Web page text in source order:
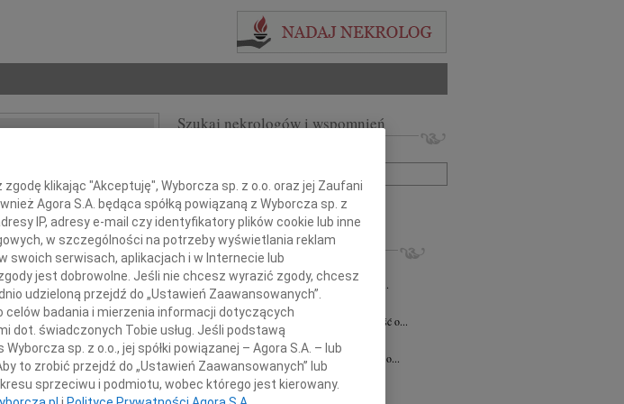
Szukaj nekrologów i wspomnień
+ szukanie zaawansowane
INNE NEKROLOGI
06.08.2026 Katowice
Drogiej Koleżance Sabinie Kacan składamy...
Marcin Kurek
24.07.2026
Z głębokim smutkiem przyjęliśmy wiadomość o...
Tadeusz Zając
15.07.2026
Katowice
Z głębokim smutkiem przyjąłem wiadomość o...
02.07.2026
Katowice
Drogi Krystianie z ogromnym smutkiem...
klikając "Akceptuję", Wyborcza sp. z o.o. oraz jej Zaufani
Agora S.A. będąca spółką powiązaną z Wyborcza sp. z
IP, adresy e-mail czy identyfikatory plików cookie lub inne
w szczególności na potrzeby wyświetlania reklam
serwisach, aplikacjach i w Internecie lub
jest dobrowolne. Jeśli nie chcesz wyrazić zgody, chcesz
udzieloną przejdź do „Ustawień Zaawansowanych”.
badania i mierzenia informacji dotyczących
dot. świadczonych Tobie usług. Jeśli podstawą
sp. z o.o., jej spółki powiązanej – Agora S.A. – lub
to zrobić przejdź do „Ustawień Zaawansowanych” lub
sprzeciwu i podmiotu, wobec którego jest kierowany.